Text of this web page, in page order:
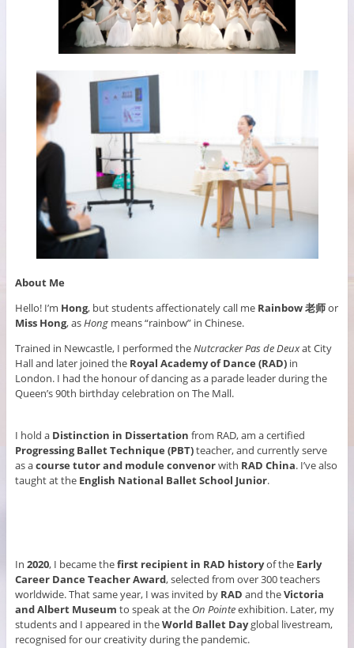
About Me
Hello! I’m Hong, but students affectionately call me Rainbow 老师or
Miss Hong, asHongmeans “rainbow” in Chinese.
Trained in Newcastle, I performed theNutcracker Pas de Deuxat City
Hall and later joined the Royal Academy of Dance (RAD)in
London. I had the honour of dancing as a parade leader during the
Queen’s 90th birthday celebration on The Mall.
I hold a Distinction in Dissertation from RAD, am a certified
Progressing Ballet Technique (PBT)teacher, and currently serve
as acourse tutor and module convenorwith RAD China. I’ve also
taught at the English National Ballet School Junior.
In 2020, I became thefirst recipient in RAD historyof the Early
Career Dance Teacher Award, selected from over 300 teachers
worldwide. That same year, I was invited by RAD and theVictoria
and Albert Museum to speak at the On Pointeexhibition. Later, my
students and I appeared in theWorld Ballet Dayglobal livestream,
recognised for our creativity during the pandemic.